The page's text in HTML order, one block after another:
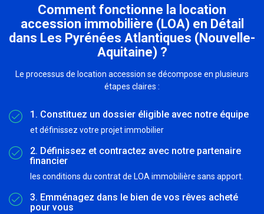
Comment fonctionne la location
accession immobilière (LOA) en Détail
dans Les Pyrénées Atlantiques (Nouvelle-
Aquitaine) ?
Le processus de location accession se décompose en plusieurs
étapes claires :
1. Constituez un dossier éligible avec notre équipe
et définissez votre projet immobilier
2. Définissez et contractez avec notre partenaire
financier
les conditions du contrat de LOA immobilière sans apport.
3. Emménagez dans le bien de vos rêves acheté
pour vous